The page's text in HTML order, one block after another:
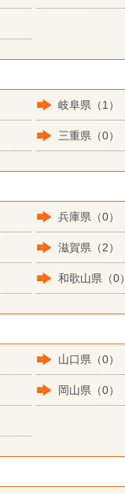
岐阜県（1）
三重県（0）
兵庫県（0）
滋賀県（2）
和歌山県（0）
山口県（0）
岡山県（0）